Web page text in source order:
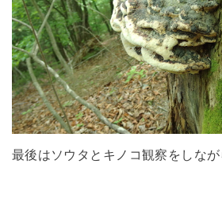
最後はソウタとキノコ観察をしな